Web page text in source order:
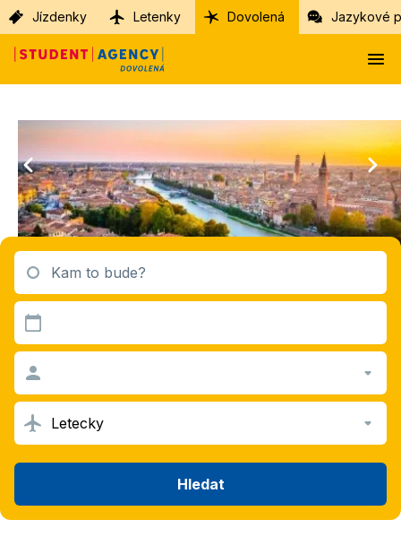
Jízdenky Letenky Dovolená Jazykové
Kam to bude?
Letecky
Hledat